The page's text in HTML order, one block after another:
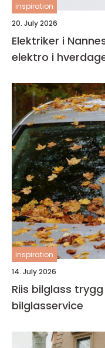
inspiration
20. July 2026
Elektriker i
elektro i
inspiration
14. July 2026
Riis bilglass trygg sikt og profesjonell
bilglasservice